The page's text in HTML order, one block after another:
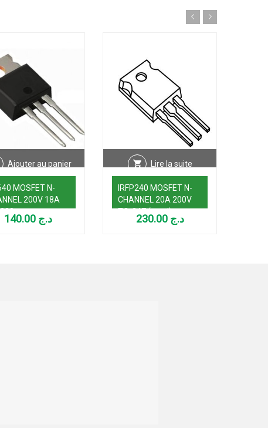
Ajouter au panier
MOSFET N-
200V 18A
د.ج 140.00
Lire la suite
IRFP240 MOSFET N-
CHANNEL 20A 200V
TO-247 (used)
د.ج 230.00